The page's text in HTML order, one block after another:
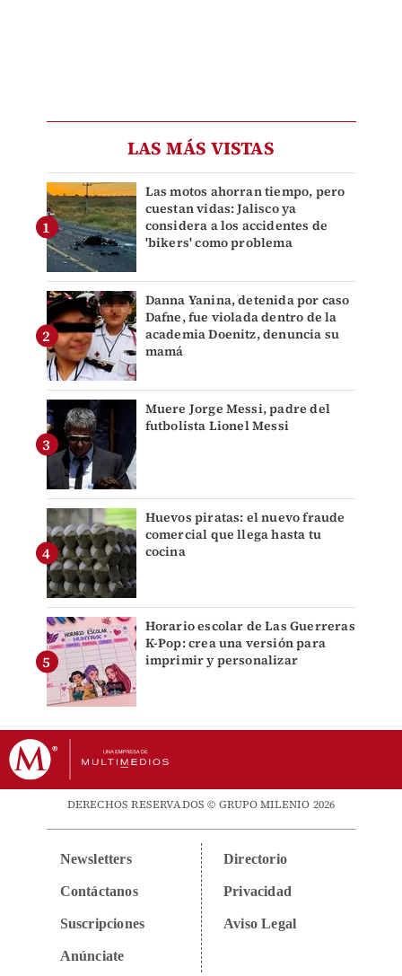
LAS MÁS VISTAS
Las motos ahorran tiempo, pero
cuestan vidas: Jalisco ya
considera a los accidentes de
'bikers' como problema
Danna Yanina, detenida por caso
Dafne, fue violada dentro de la
academia Doenitz, denuncia su
mamá
Muere Jorge Messi, padre del
futbolista Lionel Messi
Huevos piratas: el nuevo fraude
comercial que llega hasta tu
cocina
Horario escolar de Las Guerreras
K-Pop: crea una versión para
imprimir y personalizar
DERECHOS RESERVADOS © GRUPO MILENIO 2026
Newsletters
Contáctanos
Suscripciones
Anúnciate
Directorio
Privacidad
Aviso Legal